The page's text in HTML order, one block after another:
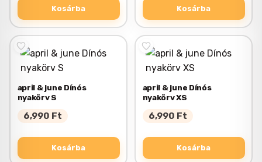
Kosárba Kosárba
april & june Dínós
nyakörv S
6,990 Ft
Kosárba
april & june Dínós
nyakörv XS
6,990 Ft
Kosárba